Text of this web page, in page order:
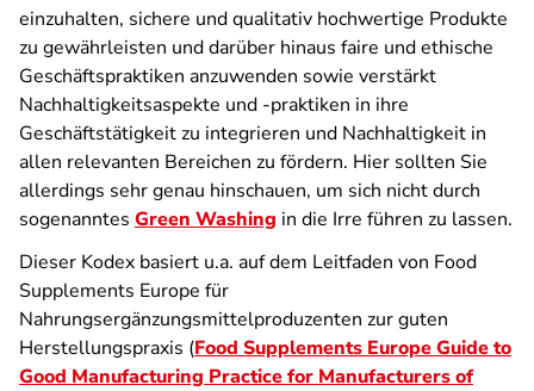
einzuhalten, sichere und qualitativ hochwertige Produkte
zu gewährleisten und darüber hinaus faire und ethische
Geschäftspraktiken anzuwenden sowie verstärkt
Nachhaltigkeitsaspekte und -praktiken in ihre
Geschäftstätigkeit zu integrieren und Nachhaltigkeit in
allen relevanten Bereichen zu fördern. Hier sollten Sie
allerdings sehr genau hinschauen, um sich nicht durch
sogenanntes Green Washing in die Irre führen zu lassen.
Dieser Kodex basiert u.a. auf dem Leitfaden von Food
Supplements Europe für
Nahrungsergänzungsmittelproduzenten zur guten
Herstellungspraxis (Food Supplements Europe Guide to
Good Manufacturing Practice for Manufacturers of